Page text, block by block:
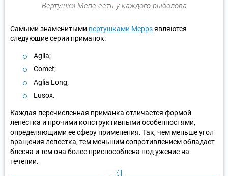
Вертушки Мепс есть у каждого рыболова
Самыми знаменитыми вертушками Meppsявляются
следующие серии приманок:
Aglia;
Comet;
Aglia Long;
Lusox.
Каждая перечисленная приманка отличается формой
лепестка и прочими конструктивными особенностями,
определяющими ее сферу применения. Так, чем меньше угол
вращения лепестка, тем меньшим сопротивлением обладает
блесна и тем она более приспособлена под ужение на
течении.